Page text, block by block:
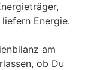
Energie.
am
ob Du